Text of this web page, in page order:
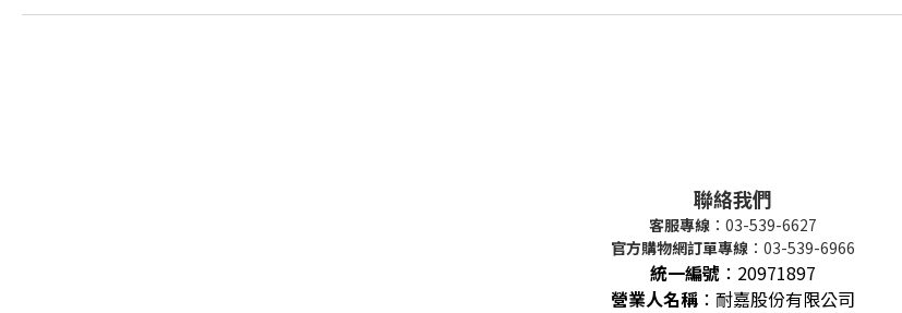
聯絡我們
客服專線 ：03-539-6627
官方購物網訂單專線 ：03-539-6966
統一編號 ： 20971897
營業人名稱 ：耐嘉股份有限公司